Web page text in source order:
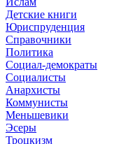
Детские книги
Юриспруденция
Справочники
Политика
Социал-демократы
Социалисты
Анархисты
Коммунисты
Меньшевики
Эсеры
Троцкизм